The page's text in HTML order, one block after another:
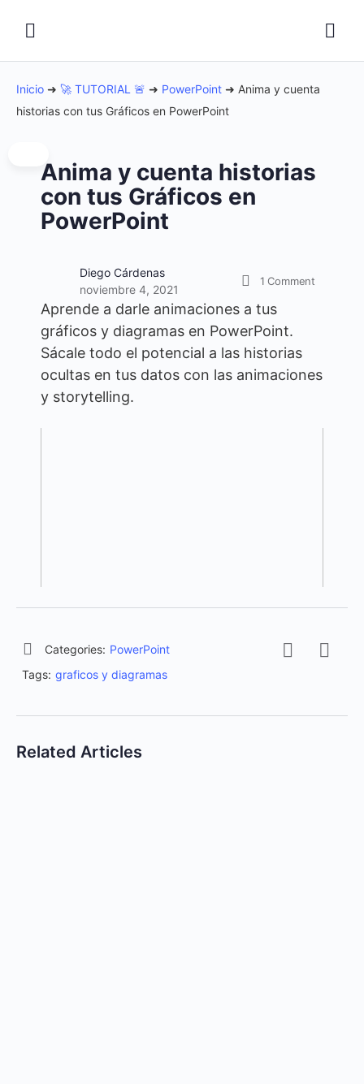
Inicio ➜ 🚀 TUTORIAL 🚨 ➜ PowerPoint ➜ Anima y cuenta
historias con tus Gráficos en PowerPoint
Anima y cuenta historias
con tus Gráficos en
PowerPoint
Diego Cárdenas
noviembre 4, 2021
1Comment
Aprende a darle animaciones a tus
gráficos y diagramas en PowerPoint.
Sácale todo el potencial a las historias
ocultas en tus datos con las animaciones
y storytelling.
Categories: PowerPoint
Tags: graficos y diagramas
Related Articles